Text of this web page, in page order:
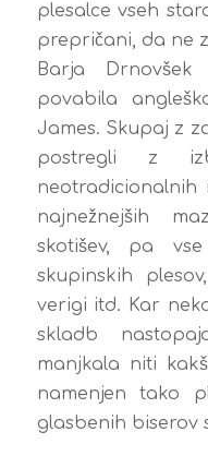
plesalce vseh
prepričani, da ne
Barja
povabila
James. Skupaj z
postregli z
najnežnejših
skotišev, pa
skupinskih
verigi itd. Kar
skladb
manjkala niti
namenjen tako
glasbenih biserov